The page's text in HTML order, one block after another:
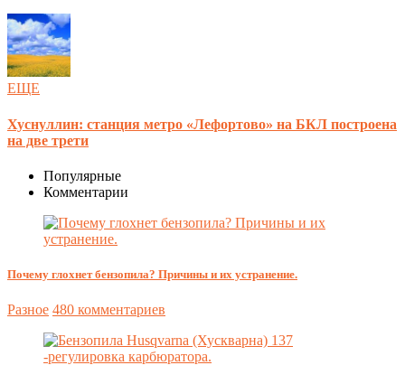
ЕЩЕ
Хуснуллин: станция метро «Лефортово» на БКЛ построена
на две трети
Популярные
Комментарии
Почему глохнет бензопила? Причины и их устранение.
Разное 480 комментариев